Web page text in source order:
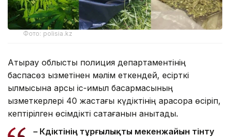
Фото: polisia.kz
Атырау облыстық полиция департаментінің
баспасөз қызметінен мәлім еткендей, есірткі
қылмысына қарсы іс-қимыл басқармасының
қызметкерлері 40 жастағы күдіктінің қарасора өсіріп,
кептірілген өсімдікті сақтағанын анықтады.
– Күдіктінің тұрғылықты мекенжайын тінту